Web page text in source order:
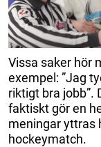
Vissa saker hör
exempel: ”Jag
riktigt bra jobb”.
faktiskt gör en
meningar yttras
hockeymatch.